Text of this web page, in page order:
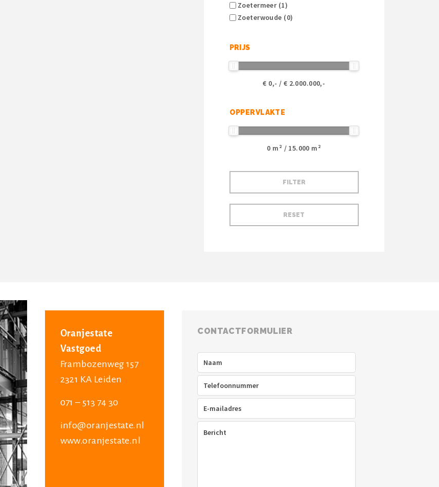
Zoetermeer (1)
Zoeterwoude (0)
PRIJS
€ 0,- / € 2.000.000,-
OPPERVLAKTE
0 m² / 15.000 m²
Oranjestate
Vastgoed
Frambozenweg 157
2321 KA Leiden
071 – 513 74 30
info@oranjestate.nl
www.oranjestate.nl
CONTACTFORMULIER
Telefoon
mailadres(Vereist)